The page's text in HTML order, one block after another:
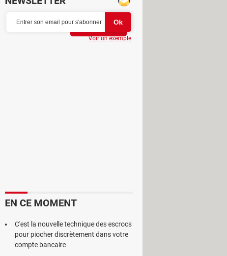
grâce à sa compatibilité avec de
Voir un exemple
EN CE MOMENT
C'est la nouvelle technique des escrocs
pour piocher discrètement dans votre
compte bancaire